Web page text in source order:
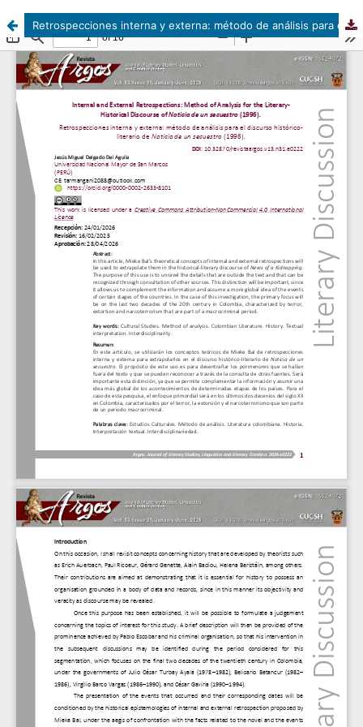
Retrospecciones interna y externa: método de análisis para el discurso histórico-literario de Noticia de un secuestro (1996)